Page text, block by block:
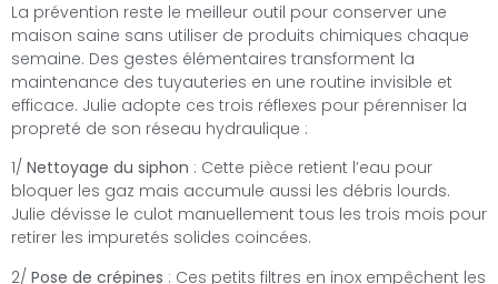
La prévention reste le meilleur outil pour conserver une
maison saine sans utiliser de produits chimiques chaque
semaine. Des gestes élémentaires transforment la
maintenance des tuyauteries en une routine invisible et
efficace. Julie adopte ces trois réflexes pour pérenniser la
propreté de son réseau hydraulique :
1/ Nettoyage du siphon : Cette pièce retient l’eau pour
bloquer les gaz mais accumule aussi les débris lourds.
Julie dévisse le culot manuellement tous les trois mois pour
retirer les impuretés solides coincées.
2/ Pose de crépines : Ces petits filtres en inox empêchent les